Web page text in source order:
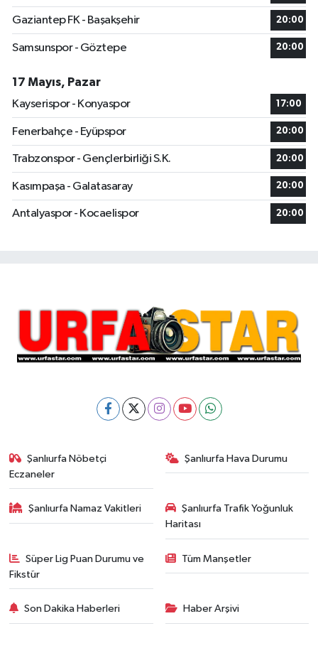
Gaziantep FK - Başakşehir 20:00
Samsunspor - Göztepe 20:00
17 Mayıs, Pazar
Kayserispor - Konyaspor
17:00
Fenerbahçe - Eyüpspor 20:00
Trabzonspor - Gençlerbirliği S.K. 20:00
Kasımpaşa - Galatasaray 20:00
Antalyaspor - Kocaelispor 20:00
Şanlıurfa Nöbetçi
Eczaneler
Şanlıurfa Hava Durumu
Şanlıurfa Namaz Vakitleri
Şanlıurfa Trafik Yoğunluk
Haritası
Süper Lig Puan Durumu ve
Fikstür
Tüm Manşetler
Son Dakika Haberleri Haber Arşivi